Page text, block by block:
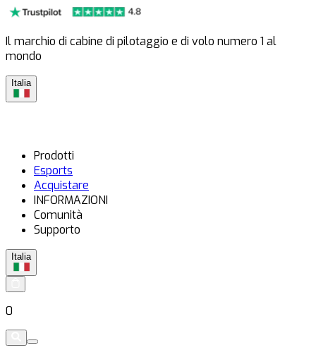
Il marchio di cabine di pilotaggio e di volo numero 1 al
mondo
Italia
Prodotti
Esports
Acquistare
INFORMAZIONI
Comunità
Supporto
Italia
0